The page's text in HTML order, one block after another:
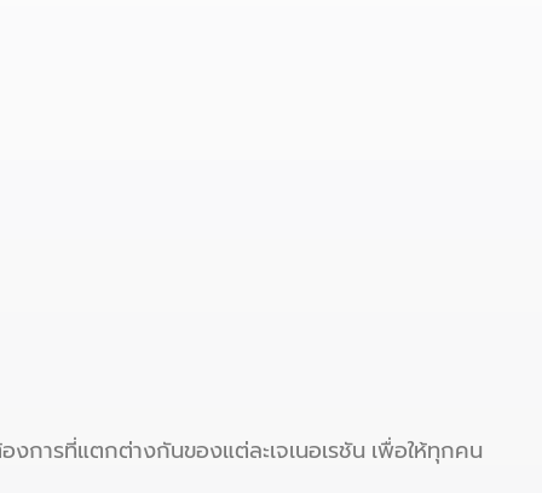
ารที่แตกต่างกันของแต่ละเจเนอเรชัน เพื่อให้ทุกคน